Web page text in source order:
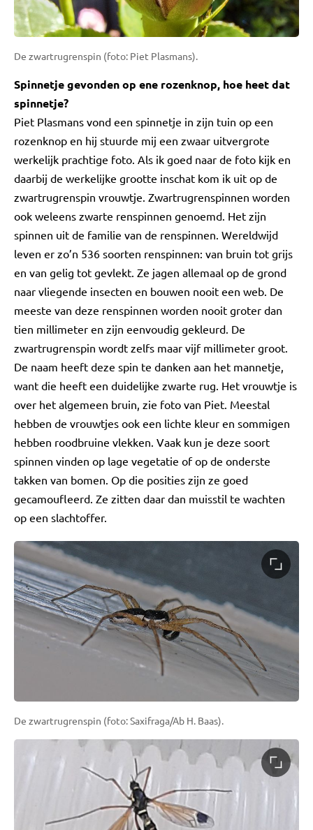
De zwartrugrenspin (foto: Piet Plasmans).
Spinnetje gevonden op ene rozenknop, hoe heet dat
spinnetje?
Piet Plasmans vond een spinnetje in zijn tuin op een
rozenknop en hij stuurde mij een zwaar uitvergrote
werkelijk prachtige foto. Als ik goed naar de foto kijk en
daarbij de werkelijke grootte inschat kom ik uit op de
zwartrugrenspin vrouwtje. Zwartrugrenspinnen worden
ook weleens zwarte renspinnen genoemd. Het zijn
spinnen uit de familie van de renspinnen. Wereldwijd
leven er zo’n 536 soorten renspinnen: van bruin tot grijs
en van gelig tot gevlekt. Ze jagen allemaal op de grond
naar vliegende insecten en bouwen nooit een web. De
meeste van deze renspinnen worden nooit groter dan
tien millimeter en zijn eenvoudig gekleurd. De
zwartrugrenspin wordt zelfs maar vijf millimeter groot.
De naam heeft deze spin te danken aan het mannetje,
want die heeft een duidelijke zwarte rug. Het vrouwtje is
over het algemeen bruin, zie foto van Piet. Meestal
hebben de vrouwtjes ook een lichte kleur en sommigen
hebben roodbruine vlekken. Vaak kun je deze soort
spinnen vinden op lage vegetatie of op de onderste
takken van bomen. Op die posities zijn ze goed
gecamoufleerd. Ze zitten daar dan muisstil te wachten
op een slachtoffer.
De zwartrugrenspin (foto: Saxifraga/Ab H. Baas).